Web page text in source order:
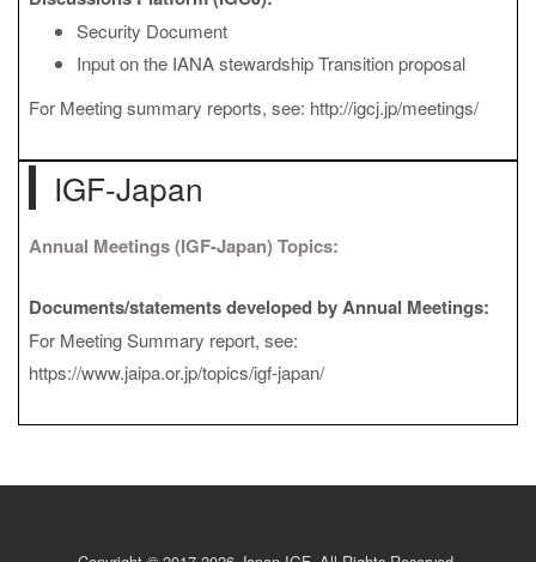
Security Document
Input on the IANA stewardship Transition proposal
For Meeting summary reports, see: http://igcj.jp/meetings/
IGF-Japan
Annual Meetings (IGF-Japan) Topics:
Documents/statements developed by Annual Meetings:
For Meeting Summary report, see:
https://www.jaipa.or.jp/topics/igf-japan/